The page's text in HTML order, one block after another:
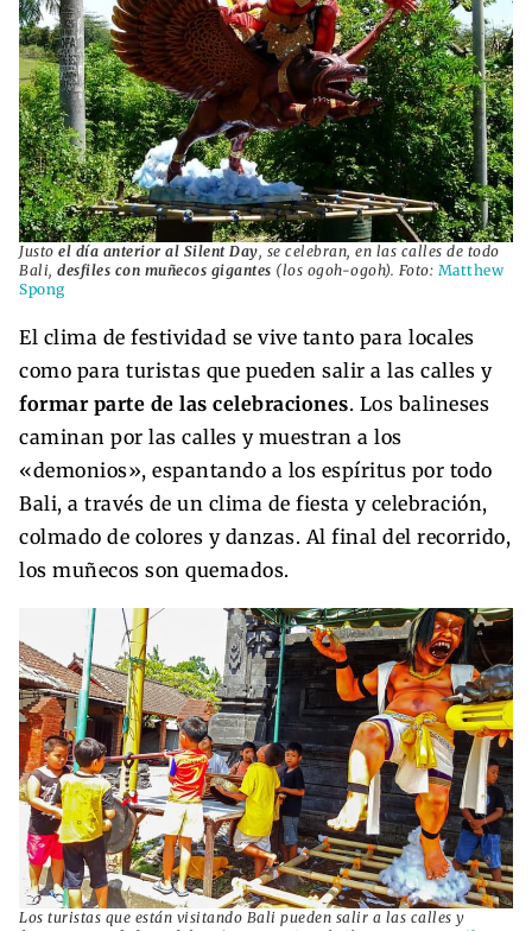
Justo el día anterior al Silent Day, se celebran, en las calles de todo
Bali, desfiles con muñecos gigantes (los ogoh-ogoh). Foto: Matthew
Spong
El clima de festividad se vive tanto para locales
como para turistas que pueden salir a las calles y
formar parte de las celebraciones. Los balineses
caminan por las calles y muestran a los
«demonios», espantando a los espíritus por todo
Bali, a través de un clima de fiesta y celebración,
colmado de colores y danzas. Al final del recorrido,
los muñecos son quemados.
Los turistas que están visitando Bali pueden salir a las calles y